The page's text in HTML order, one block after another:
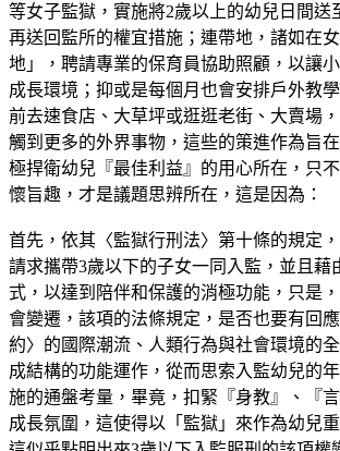
等女子監獄，實施將2歲以上的幼兒日間送
再送回監所的權宜措施；連帶地，諸如在
地」，聘請專業的保育員協助照顧，以讓
成長環境；抑或是每個月也會安排戶外教
前去速食店、大草坪或逛逛老街、大賣場
觸到更多的外界事物，這些的策進作為旨
極捍衛幼兒『最佳利益』的用心所在，只
懷旨趣，才是議題思辨所在，這是因為：
首先，依其〈監獄行刑法〉第十條的規定
請求攜帶3歲以下的子女一同入監，並且藉
式，以達到陪伴和保護的消極功能，只是
會變遷，該項的法條規定，是否也要有回
約〉的國際潮流、人類行為與社會環境的
成結構的功能運作，從而思索入監幼兒的
施的通盤考量，畢竟，扣緊『身教』、『
成長氛圍，這使得以「監獄」來作為幼兒